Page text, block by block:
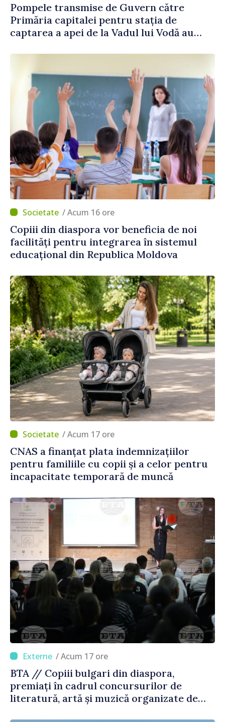
Pompele transmise de Guvern către
Primăria capitalei pentru stația de
captarea a apei de la Vadul lui Vodă au
/ Acum 16 ore
Copiii din diaspora vor beneficia de noi
facilități pentru integrarea în sistemul
educațional din Republica Moldova
/ Acum 17 ore
CNAS a finanțat plata indemnizațiilor
pentru familiile cu copii și a celor pentru
incapacitate temporară de muncă
/ Acum 17 ore
BTA // Copiii bulgari din diaspora,
premiați în cadrul concursurilor de
literatură, artă și muzică organizate de